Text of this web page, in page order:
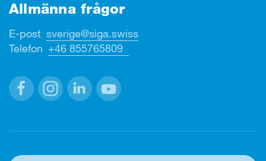
Allmänna frågor
E-post sverige@siga.swiss
Telefon +46 855765809